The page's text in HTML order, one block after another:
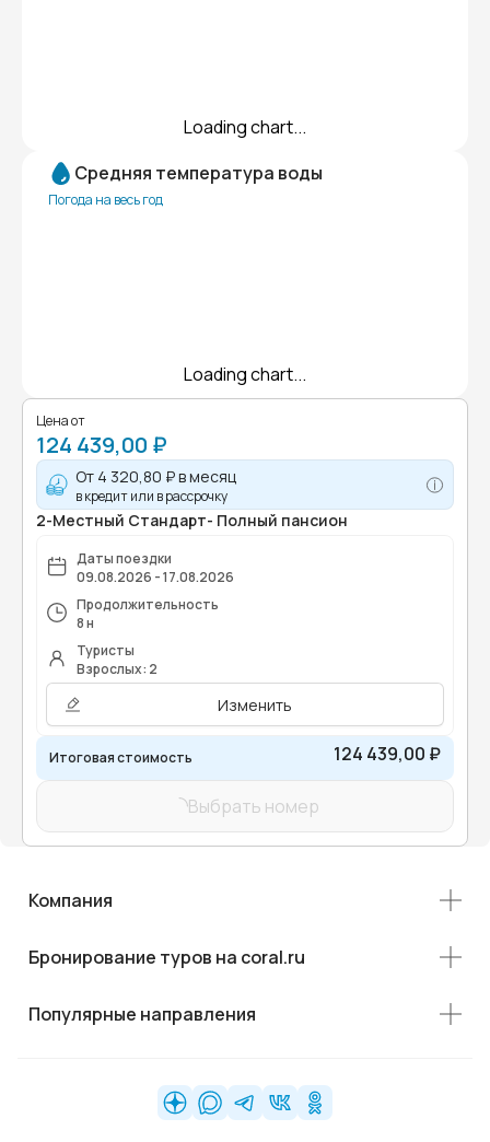
Loading chart...
Средняя температура воды
Погода на весь год
Loading chart...
Цена от
124 439,00 ₽
От 4 320,80 ₽в месяц
в кредит или в рассрочку
2-Местный Стандарт- Полный пансион
Даты поездки
09.08.2026 - 17.08.2026
Продолжительность
8 н
Туристы
Взрослых: 2
Изменить
Итоговая стоимость 124 439,00 ₽
Выбрать номер
Компания
Бронирование туров на coral.ru
Популярные направления